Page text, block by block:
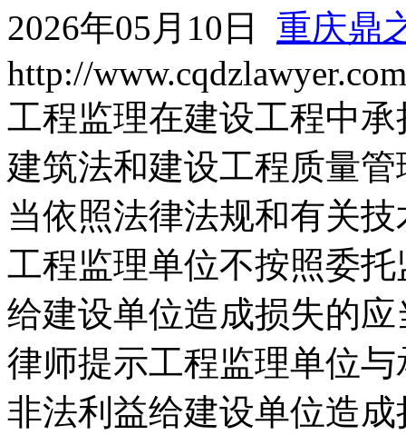
2026年05月10日 重庆鼎
http://www.cqdzlawyer.com
工程监理在建设工程中
建筑法和建设工程质量
当依照法律法规和有关
工程监理单位不按照委
给建设单位造成损失的
律师提示工程监理单位
非法利益给建设单位造